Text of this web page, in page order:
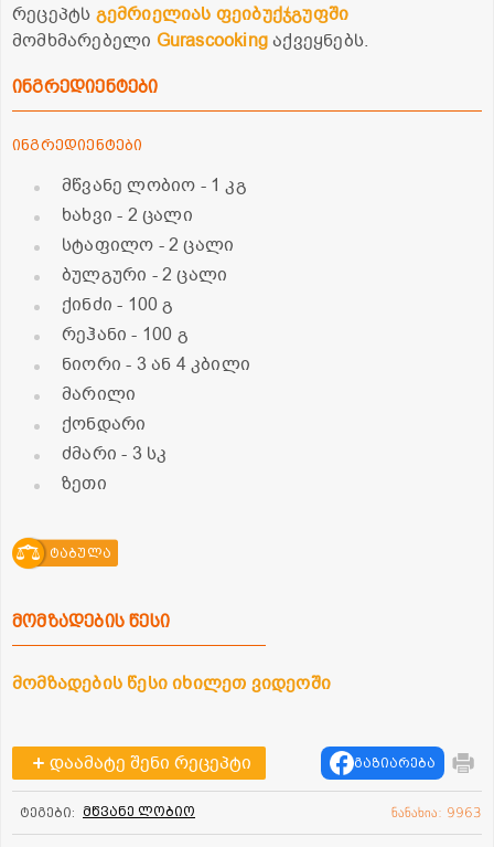
რეცეპტს გემრიელიას ფეიბუქჯგუფში
მომხმარებელი Gurascookingაქვეყნებს.
ინგრედიენტები
ინგრედიენტები
მწვანე ლობიო - 1 კგ
ხახვი- 2 ცალი
სტაფილო - 2 ცალი
ბულგური - 2 ცალი
ქინძი- 100 გ
რეჰანი- 100 გ
ნიორი- 3 ან 4 კბილი
მარილი
ქონდარი
ძმარი- 3 სკ
ზეთი
ტაბულა
მომზადების წესი
მომზადების წესი იხილეთ ვიდეოში
დაამატე შენი რეცეპტი გაზიარება
ტეგები: მწვანე ლობიო ნანახია: 9963